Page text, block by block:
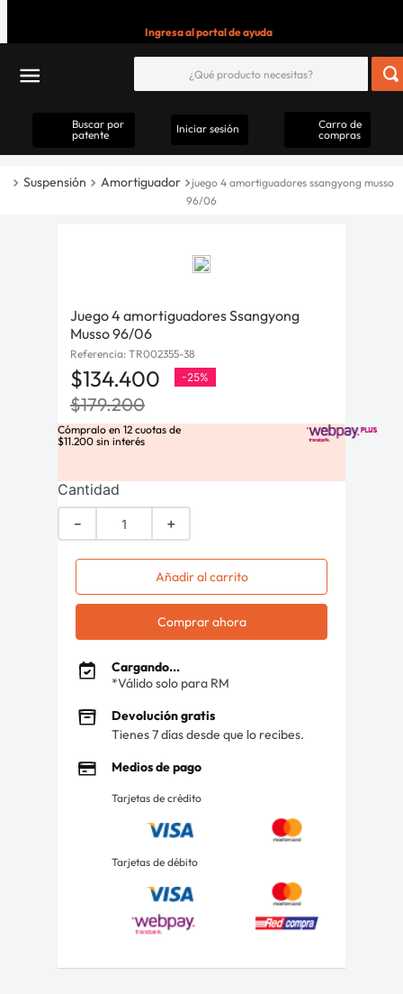
Ingresa al portal de ayuda
Buscar por
patente
Iniciar sesión
Carro de
compras
Suspensión Amortiguador
juego 4 amortiguadores ssangyong musso
96/06
Juego 4 amortiguadores Ssangyong
Musso 96/06
Referencia: TR002355-38
$134.400 -25%
$179.200
Cómpralo en 12 cuotas de
$11.200 sin interés
Cantidad
＋
－
Añadir al carrito
Comprar ahora
Cargando...
*Válido solo para RM
Devolución gratis
Tienes 7 días desde que lo recibes.
Medios de pago
Tarjetas de crédito
Tarjetas de débito